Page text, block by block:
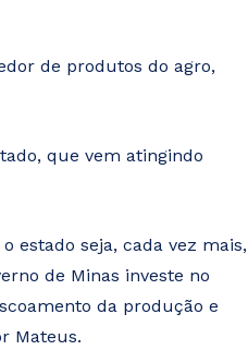
de produtos do agro,
que vem atingindo
estado seja, cada vez mais,
de Minas investe no
da produção e
Mateus.